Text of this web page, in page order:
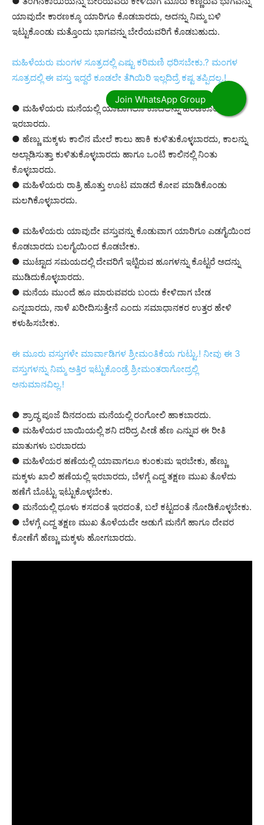
ಯಾವುದೇ ಕಾರಣಕ್ಕೂ ಯಾರಿಗೂ ಕೊಡಬಾರದು, ಅದನ್ನು ನಿಮ್ಮ ಬಳಿ
ಇಟ್ಟುಕೊಂಡು ಮತ್ತೊಂದು ಭಾಗವನ್ನು ಬೇರೆಯವರಿಗೆ ಕೊಡಬಹುದು.
ಮಹಿಳೆಯರು ಮಂಗಳ ಸೂತ್ರದಲ್ಲಿ ಎಷ್ಟು ಕರಿಮಣಿ ಧರಿಸಬೇಕು.? ಮಂಗಳ
ಸೂತ್ರದಲ್ಲಿ ಈ ವಸ್ತು ಇದ್ದರೆ ಕೂಡಲೇ ತೆಗಿಯಿರಿ ಇಲ್ಲದಿದ್ರೆ ಕಷ್ಟ ತಪ್ಪಿದಲ್ಲ.!
● ಮಹಿಳೆಯರು ಮನೆಯಲ್ಲಿ ಯಾವಾಗಲೂ ಕೂದಲನ್ನು ಹರಡಿಕೊಂಡು
ಇರಬಾರದು.
● ಹೆಣ್ಣು ಮಕ್ಕಳು ಕಾಲಿನ ಮೇಲೆ ಕಾಲು ಹಾಕಿ ಕುಳಿತುಕೊಳ್ಳಬಾರದು, ಕಾಲನ್ನು
ಅಲ್ಲಾಡಿಸುತ್ತಾ ಕುಳಿತುಕೊಳ್ಳಬಾರದು ಹಾಗೂ ಒಂಟಿ ಕಾಲಿನಲ್ಲಿ ನಿಂತು
ಕೊಳ್ಳಬಾರದು.
● ಮಹಿಳೆಯರು ರಾತ್ರಿ ಹೊತ್ತು ಊಟ ಮಾಡದೆ ಕೋಪ ಮಾಡಿಕೊಂಡು
ಮಲಗಿಕೊಳ್ಳಬಾರದು.
● ಮಹಿಳೆಯರು ಯಾವುದೇ ವಸ್ತುವನ್ನು ಕೊಡುವಾಗ ಯಾರಿಗೂ ಎಡಗೈಯಿಂದ
ಕೊಡಬಾರದು ಬಲಗೈಯಿಂದ ಕೊಡಬೇಕು.
● ಮುಟ್ಟಾದ ಸಮಯದಲ್ಲಿ ದೇವರಿಗೆ ಇಟ್ಟಿರುವ ಹೂಗಳನ್ನು ಕೊಟ್ಟರೆ ಅದನ್ನು
ಮುಡಿದುಕೊಳ್ಳಬಾರದು.
● ಮನೆಯ ಮುಂದೆ ಹೂ ಮಾರುವವರು ಬಂದು ಕೇಳಿದಾಗ ಬೇಡ
ಎನ್ನಬಾರದು, ನಾಳೆ ಖರೀದಿಸುತ್ತೇನೆ ಎಂದು ಸಮಾಧಾನಕರ ಉತ್ತರ ಹೇಳಿ
ಕಳುಹಿಸಬೇಕು.
ಈ ಮೂರು ವಸ್ತುಗಳೇ ಮಾರ್ವಾಡಿಗಳ ಶ್ರೀಮಂತಿಕೆಯ ಗುಟ್ಟು.! ನೀವು ಈ 3
ವಸ್ತುಗಳನ್ನು ನಿಮ್ಮ ಅತ್ತಿರ ಇಟ್ಟುಕೊಂಡ್ರೆ ಶ್ರೀಮಂತರಾಗೋದ್ರಲ್ಲಿ
ಅನುಮಾನವಿಲ್ಲ.!
● ಶ್ರಾದ್ಧ ಪೂಜೆ ದಿನದಂದು ಮನೆಯಲ್ಲಿ ರಂಗೋಲಿ ಹಾಕಬಾರದು.
● ಮಹಿಳೆಯರ ಬಾಯಿಯಲ್ಲಿ ಶನಿ ದರಿದ್ರ ಪೀಡೆ ಹೆಣ ಎನ್ನುವ ಈ ರೀತಿ
ಮಾತುಗಳು ಬರಬಾರದು
● ಮಹಿಳೆಯರ ಹಣೆಯಲ್ಲಿ ಯಾವಾಗಲೂ ಕುಂಕುಮ ಇರಬೇಕು, ಹೆಣ್ಣು
ಮಕ್ಕಳು ಖಾಲಿ ಹಣೆಯಲ್ಲಿ ಇರಬಾರದು, ಬೆಳಗ್ಗೆ ಎದ್ದ ತಕ್ಷಣ ಮುಖ ತೊಳೆದು
ಹಣೆಗೆ ಬೊಟ್ಟು ಇಟ್ಟುಕೊಳ್ಳಬೇಕು.
● ಮನೆಯಲ್ಲಿ ಧೂಳು ಕಸದಂತೆ ಇರದಂತೆ, ಬಲೆ ಕಟ್ಟದಂತೆ ನೋಡಿಕೊಳ್ಳಬೇಕು.
● ಬೆಳಗ್ಗೆ ಎದ್ದ ತಕ್ಷಣ ಮುಖ ತೊಳೆಯದೇ ಅಡುಗೆ ಮನೆಗೆ ಹಾಗೂ ದೇವರ
ಕೋಣೆಗೆ ಹೆಣ್ಣು ಮಕ್ಕಳು ಹೋಗಬಾರದು.